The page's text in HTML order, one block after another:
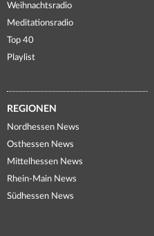
Weihnachtsradio
Meditationsradio
Top 40
Playlist
REGIONEN
Nordhessen News
Osthessen News
Mittelhessen News
Rhein-Main News
Südhessen News